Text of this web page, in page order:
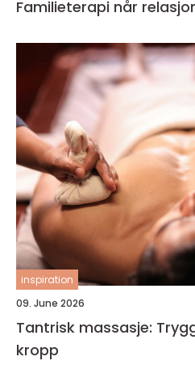
Familieterapi
inspiration
09. June 2026
Tantrisk massasje:
kropp